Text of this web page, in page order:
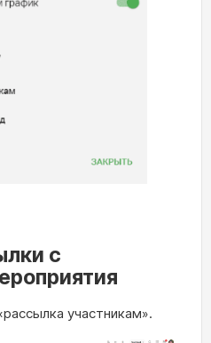
с
участникам».